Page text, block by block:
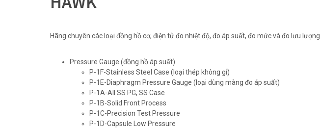
Hãng chuyên các loại đồng hồ cơ, điện tử đo nhiệt độ, đo áp suất, đo mức và đo lưu lượng
Pressure Gauge (đồng hồ áp suất)
P-1F-Stainless Steel Case (loại thép không gỉ)
P-1E-Diaphragm Pressure Gauge (loại dùng màng đo áp suất)
P-1A-All SS PG, SS Case
P-1B-Solid Front Process
P-1C-Precision Test Pressure
P-1D-Capsule Low Pressure